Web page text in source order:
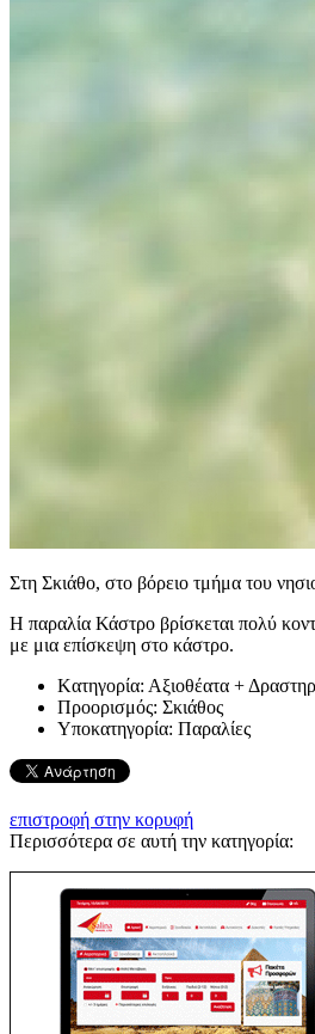
Στη Σκιάθο, στο βόρειο τμήμα του
Η παραλία Κάστρο βρίσκεται πολύ
με μια επίσκεψη στο κάστρο.
Kατηγορία: Αξιοθέατα +
Προορισμός: Σκιάθος
Υποκατηγορία: Παραλίες
επιστροφή στην κορυφή
Περισσότερα σε αυτή την κατηγορία: